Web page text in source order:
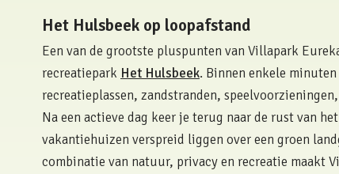
Het Hulsbeek op loopafstand
Een van de grootste pluspunten van Villapark
recreatiepark Het Hulsbeek. Binnen enkele
recreatieplassen, zandstranden,
Na een actieve dag keer je terug naar de rust van
vakantiehuizen verspreid liggen over een groen
combinatie van natuur, privacy en recreatie maakt